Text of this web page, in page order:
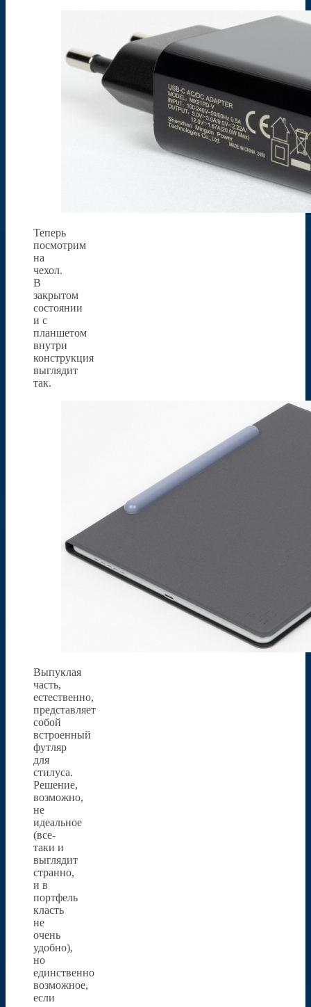
Теперь
посмотрим
на
чехол.
В
закрытом
состоянии
и с
планшетом
внутри
конструкция
выглядит
так.
Выпуклая
часть,
естественно,
представляет
собой
встроенный
футляр
для
стилуса.
Решение,
возможно,
не
идеальное
(все-
таки и
выглядит
странно,
и в
портфель
класть
не
очень
удобно),
но
единственно
возможное,
если